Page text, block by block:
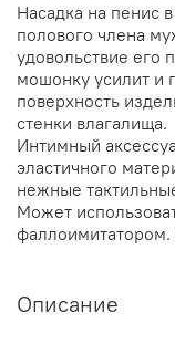
Насадка на пенис
полового члена
удовольствие его
мошонку усилит и
поверхность
стенки влагалища.
Интимный
эластичного
нежные
Может
Описание